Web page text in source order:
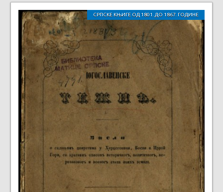
СРПСКЕ КЊИГЕ ОД 1801. ДО 1867. ГОДИНЕ